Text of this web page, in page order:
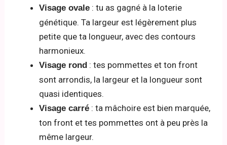
Visage ovale : tu as gagné à la loterie
génétique. Ta largeur est légèrement plus
petite que ta longueur, avec des contours
harmonieux.
Visage rond : tes pommettes et ton front
sont arrondis, la largeur et la longueur sont
quasi identiques.
Visage carré : ta mâchoire est bien marquée,
ton front et tes pommettes ont à peu près la
même largeur.